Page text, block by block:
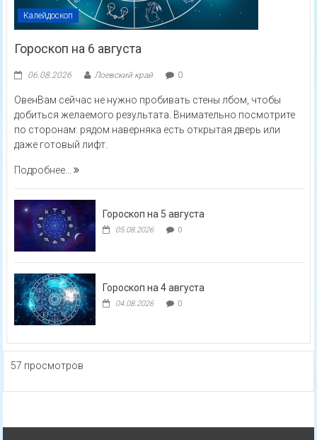
Калейдоскоп
Гороскоп на 6 августа
06.08.2026 Лоевский край 0
ОвенВам сейчас не нужно пробивать стены лбом, чтобы
добиться желаемого результата. Внимательно посмотрите
по сторонам: рядом наверняка есть открытая дверь или
даже готовый лифт.
Подробнее...
Гороскоп на 5 августа
05.08.2026 0
Гороскоп на 4 августа
04.08.2026 0
57 просмотров